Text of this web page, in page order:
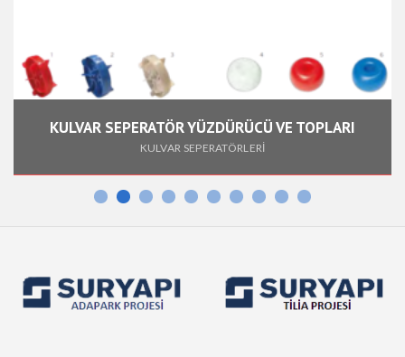
KULVAR SEPERATÖR YÜZDÜRÜCÜ VE TOPLARI
KULVAR SEPERATÖRLERİ